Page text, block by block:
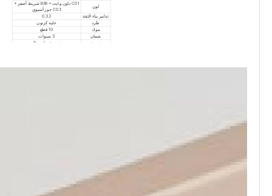
لون
C01 داون وايت + B18 شريط أصفر +
C03 جوز آسيوي
تدابير بناء الثقة 0.32
طَرد علبة كرتون
موك 10 قطع
ضمان 3 سنوات
خدمة
مخصصة، ما بعد البيع